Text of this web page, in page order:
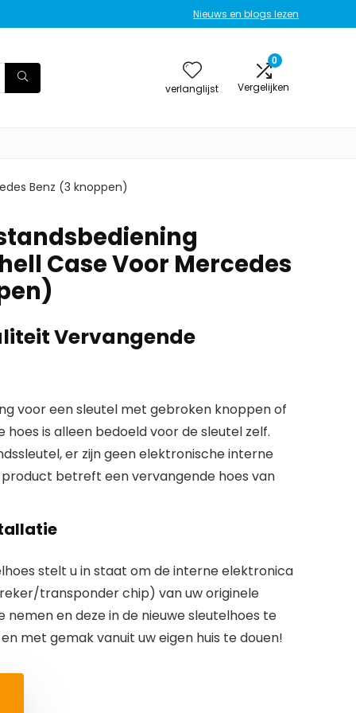
Nieuws en blogs lezen
verlanglijst
0
Vergelijken
Benz (3 knoppen)
Case Voor Mercedes
Vervangende
voor een sleutel met gebroken knoppen of
hoes is alleen bedoeld voor de sleutel zelf.
er zijn geen elektronische interne
betreft een vervangende hoes van
stelt u in staat om de interne elektronica
transponder chip) van uw originele
en deze in de nieuwe sleutelhoes te
met gemak vanuit uw eigen huis te douen!